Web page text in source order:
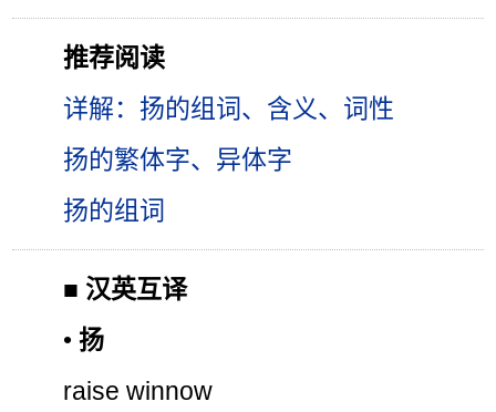
推荐阅读
详解：扬的组词、含义、词性
扬的繁体字、异体字
扬的组词
■ 汉英互译
•扬
raise winnow